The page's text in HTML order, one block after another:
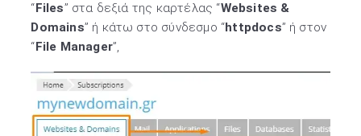
“Files” στα δεξιά της καρτέλας “Websites &
Domains” ή κάτω στο σύνδεσμο “httpdocs” ή στον
“File Manager”,